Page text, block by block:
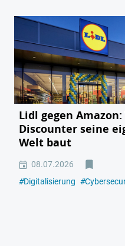
Lidl gegen
Discounter seine
Welt baut
08.07.2026
#Digitalisierung #